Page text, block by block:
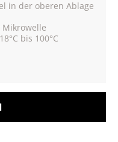
in der oberen Ablage
bis 100°C